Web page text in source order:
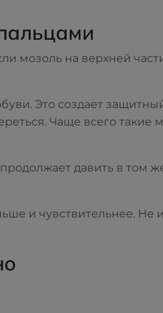
мозоль на верхней
Это создает
Чаще всего
давить в том
и чувствительнее. Не